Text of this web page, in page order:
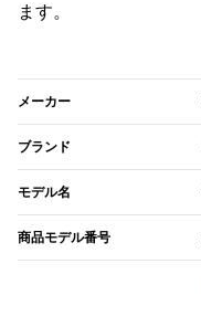
ます。
メーカー
ブランド
モデル名
商品モデル番号